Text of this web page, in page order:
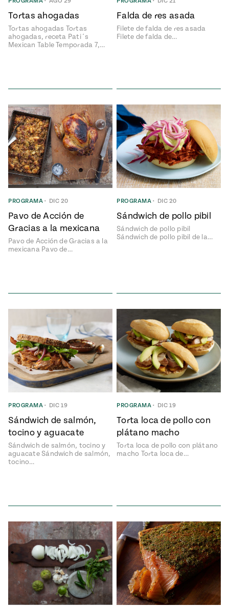
Temporada
14
Mexico
City
La Frontera
Pump Up El
Sabor
#MustEat
Local
Kitchens
of Real
Tortas ahogadas
Tortas ahogadas Tortas
ahogadas, receta Pati´s
Mexican Table Temporada 7,…
Falda de res asada
Filete de falda de res asada
Filete de falda de…
PROGRAMA • DIC 20
Pavo de Acción de
Gracias a la mexicana
Pavo de Acción de Gracias a la
mexicana Pavo de…
PROGRAMA • DIC 20
Sándwich de pollo pibil
Sándwich de pollo pibil
Sándwich de pollo pibil de la…
PROGRAMA • DIC 19
Sándwich de salmón,
tocino y aguacate
Sándwich de salmón, tocino y
aguacate Sándwich de salmón,
tocino…
PROGRAMA • DIC 19
Torta loca de pollo con
plátano macho
Torta loca de pollo con plátano
macho Torta loca de…